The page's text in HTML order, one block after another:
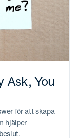
Ask, You
för att skapa
hjälper